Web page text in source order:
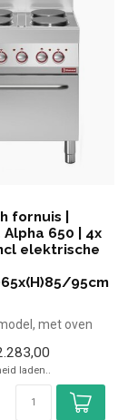
fornuis |
Alpha 650 | 4x
elektrische
95cm
met oven
laden..